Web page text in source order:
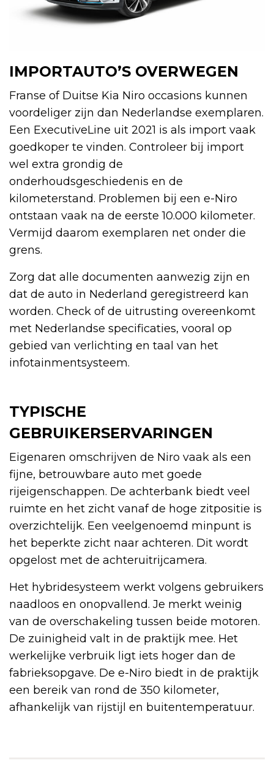
IMPORTAUTO’S OVERWEGEN
Franse of Duitse Kia Niro occasions kunnen
voordeliger zijn dan Nederlandse exemplaren.
Een ExecutiveLine uit 2021 is als import vaak
goedkoper te vinden. Controleer bij import
wel extra grondig de
onderhoudsgeschiedenis en de
kilometerstand. Problemen bij een e-Niro
ontstaan vaak na de eerste 10.000 kilometer.
Vermijd daarom exemplaren net onder die
grens.
Zorg dat alle documenten aanwezig zijn en
dat de auto in Nederland geregistreerd kan
worden. Check of de uitrusting overeenkomt
met Nederlandse specificaties, vooral op
gebied van verlichting en taal van het
infotainmentsysteem.
TYPISCHE
GEBRUIKERSERVARINGEN
Eigenaren omschrijven de Niro vaak als een
fijne, betrouwbare auto met goede
rijeigenschappen. De achterbank biedt veel
ruimte en het zicht vanaf de hoge zitpositie is
overzichtelijk. Een veelgenoemd minpunt is
het beperkte zicht naar achteren. Dit wordt
opgelost met de achteruitrijcamera.
Het hybridesysteem werkt volgens gebruikers
naadloos en onopvallend. Je merkt weinig
van de overschakeling tussen beide motoren.
De zuinigheid valt in de praktijk mee. Het
werkelijke verbruik ligt iets hoger dan de
fabrieksopgave. De e-Niro biedt in de praktijk
een bereik van rond de 350 kilometer,
afhankelijk van rijstijl en buitentemperatuur.